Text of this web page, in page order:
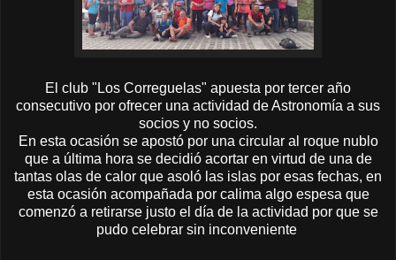
El club "Los Correguelas" apuesta por tercer año
consecutivo por ofrecer una actividad de Astronomía a sus
socios y no socios.
En esta ocasión se apostó por una circular al roque nublo
que a última hora se decidió acortar en virtud de una de
tantas olas de calor que asoló las islas por esas fechas, en
esta ocasión acompañada por calima algo espesa que
comenzó a retirarse justo el día de la actividad por que se
pudo celebrar sin inconveniente